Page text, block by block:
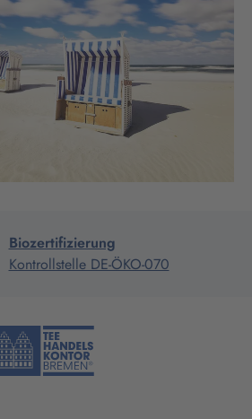
Biozertifizierung
Kontrollstelle DE-ÖKO-070